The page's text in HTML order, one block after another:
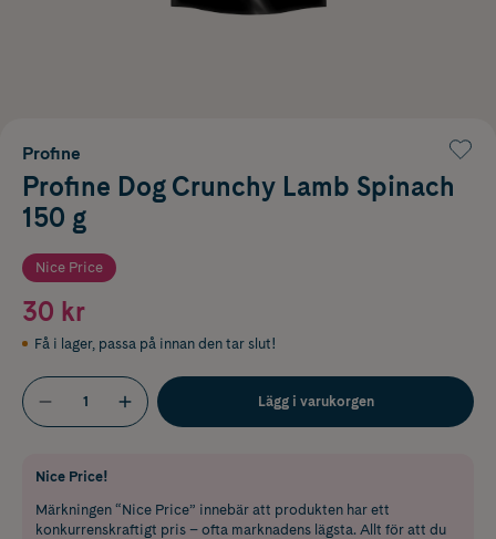
Profine
Profine Dog Crunchy Lamb Spinach
150 g
Nice Price
30 kr
Få i lager, passa på innan den tar slut!
Lägg i varukorgen
Nice Price!
Märkningen “Nice Price” innebär att produkten har ett
konkurrenskraftigt pris – ofta marknadens lägsta. Allt för att du